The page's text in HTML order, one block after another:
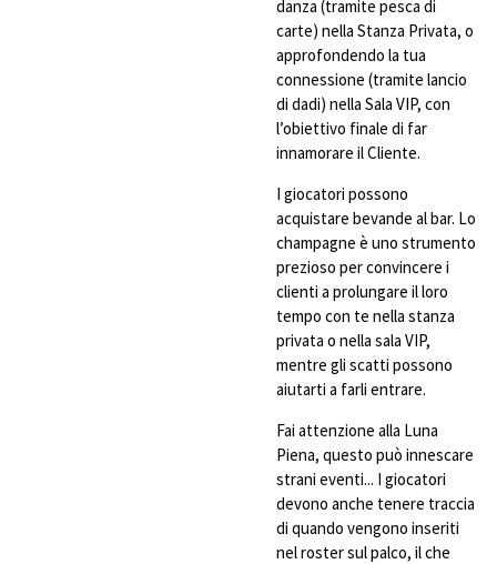
danza (tramite pesca di
carte) nella Stanza Privata, o
approfondendo la tua
connessione (tramite lancio
di dadi) nella Sala VIP, con
l’obiettivo finale di far
innamorare il Cliente.
I giocatori possono
acquistare bevande al bar. Lo
champagne è uno strumento
prezioso per convincere i
clienti a prolungare il loro
tempo con te nella stanza
privata o nella sala VIP,
mentre gli scatti possono
aiutarti a farli entrare.
Fai attenzione alla Luna
Piena, questo può innescare
strani eventi... I giocatori
devono anche tenere traccia
di quando vengono inseriti
nel roster sul palco, il che